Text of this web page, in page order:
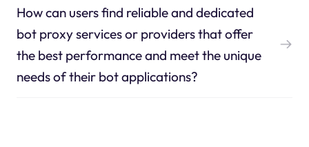
How can users find reliable and dedicated
bot proxy services or providers that offer
the best performance and meet the unique
needs of their bot applications?